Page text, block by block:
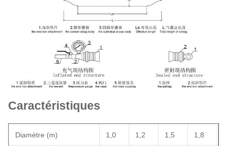
Caractéristiques
Diamètre (m) 1,0 1,2 1,5 1,8